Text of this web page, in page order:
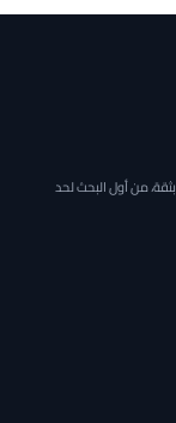
من أول البحث لحد